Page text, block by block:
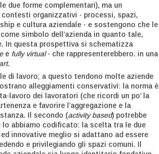
due forme complementari), ma un
organizzativi - processi, spazi,
e cultura aziendale - e sostengono che le
simbolo dell’azienda in quanto tale,
In questa prospettiva si schematizza
e fully virtual- che rappresenterebbero. in una
.
di lavoro; a questo tendono molte aziende
alleggiamenti conservativi: la norma è
lavoro dei lavoratori (che ricordi un po’ la
e favorire l’aggregazione e la
Il secondo (activity based) potrebbe
lo abbiamo codificato: la scelta tra le due
innovative meglio si adattano ad essere
e privilegiando gli spazi comuni. Il